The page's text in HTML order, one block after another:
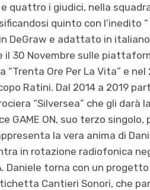
quattro i giudici, nella
quinto con l’inedito
DeGraw e adattato in
il 30 Novembre sulle
Ore Per La Vita” e
Ratini. Dal 2014 a 2019
“Silversea” che gli
GAME ON, suo terzo
la vera anima di
in rotazione radiofonica
Daniele torna con un
Cantieri Sonori, che